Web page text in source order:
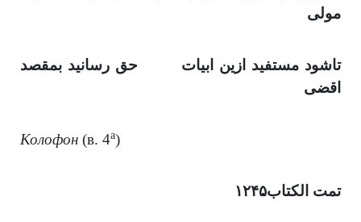
مولى
تاشود مستفيد ازين ابيات حق رسانيد بمقصد
اقضى
Колофон (в. 4а)
تمت الكتاب١٢۴۵